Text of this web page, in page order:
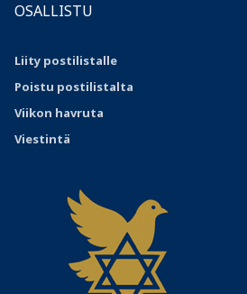
OSALLISTU
Liity postilistalle
Poistu postilistalta
Viikon havruta
Viestintä